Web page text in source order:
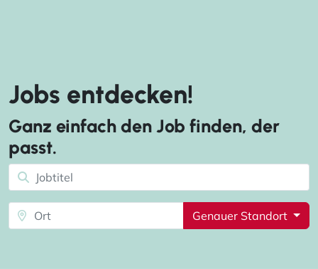
Jobs entdecken!
Ganz einfach den Job finden, der
passt.
Genauer Standort